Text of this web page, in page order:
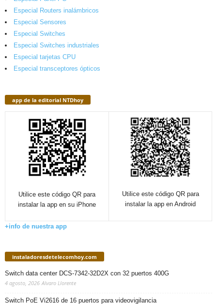
Especial Routers inalámbricos
Especial Sensores
Especial Switches
Especial Switches industriales
Especial tarjetas CPU
Especial transceptores ópticos
app de la editorial NTDhoy
Utilice este código QR para
instalar la app en su iPhone
Utilice este código QR para
instalar la app en Android
+info de nuestra app
instaladoresdetelecomhoy.com
Switch data center DCS-7342-32D2X con 32 puertos 400G
4 agosto, 2026 Alvaro Llorente
Switch PoE Vi2616 de 16 puertos para videovigilancia